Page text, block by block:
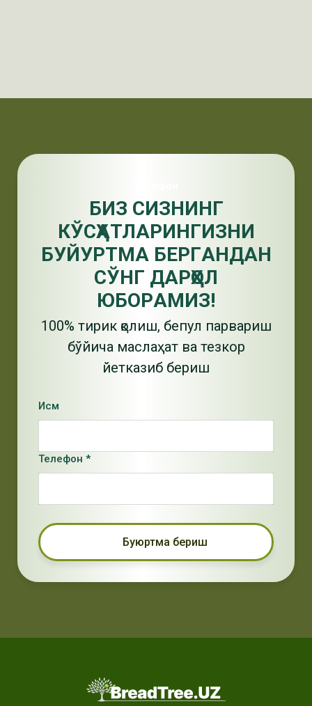
БИЗ СИЗНИНГ
КЎCҲAТЛAРИНГИЗНИ
БУЙУРТМA БЕРГAНДAН
СЎНГ ДAРҲОЛ
ЮБОРAМИЗ!
100% тирик қолиш, бепул парвариш
бўйича маслаҳат ва тезкор
йетказиб бериш
Исм
Телефон *
Буюртма бериш